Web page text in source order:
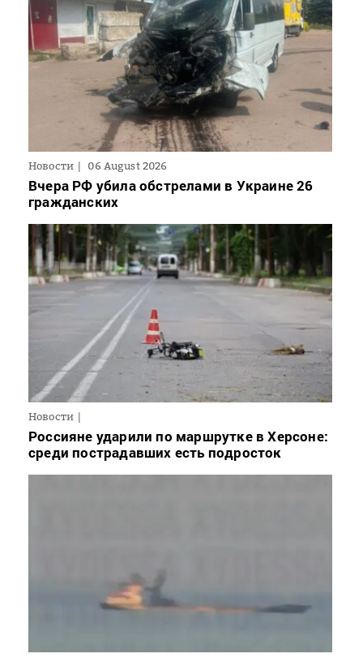
Новости 06 August 2026
Вчера РФ убила обстрелами в Украине 26
гражданских
Новости
Россияне ударили по маршрутке в Херсоне:
среди пострадавших есть подросток